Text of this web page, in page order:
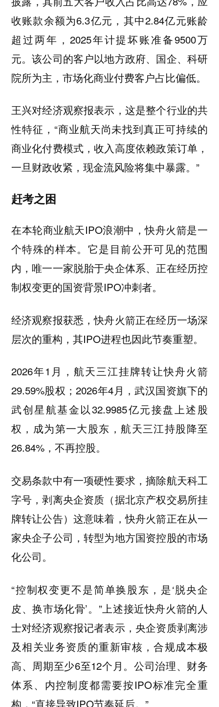
收账款余额为6.3亿元，其中2.84亿元账龄
超过两年，2025年计提坏账准备9500万
元。该公司的客户以地方政府、国企、科研
院所为主，市场化商业付费客户占比偏低。
王兴对经济观察报表示，这是整个行业的共
性特征，“商业航天尚未找到真正可持续的
商业化付费模式，收入高度依赖政策订单，
一旦财政收紧，现金流风险将集中暴露。”
赶考之困
在本轮商业航天IPO浪潮中，快舟火箭是一
个特殊的样本。它是目前公开可见的范围
内，唯一一家脱胎于央企体系、正在经历控
制权变更的国资背景IPO冲刺者。
经济观察报获悉，快舟火箭正在经历一场深
层次的重构，其IPO进程也因此节奏重塑。
2026年1月，航天三江挂牌转让快舟火箭
29.59%股权；2026年4月，武汉国资旗下的
武创星航基金以32.9985亿元接盘上述股
权，成为第一大股东，航天三江持股降至
26.84%，不再控股。
交易条款中有一项硬性要求，摘除航天科工
字号，剥离央企资质（据北京产权交易所挂
牌转让公告）这意味着，快舟火箭正在从一
家央企子公司，转型为地方国资控股的市场
化公司。
“控制权变更不是简单换股东，是‘脱央企
皮、换市场化骨’。”上述接近快舟火箭的人
士对经济观察报记者表示，央企资质剥离涉
及相关业务资质的重新审核，合规成本极
高、周期至少6至12个月。公司治理、财务
体系、内控制度都需要按IPO标准完全重
构，“直接导致IPO节奏延后。”